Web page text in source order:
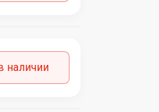
наличии